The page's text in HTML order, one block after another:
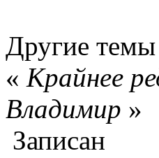
Другие
« Крайнее
Влaдимир »
Записан